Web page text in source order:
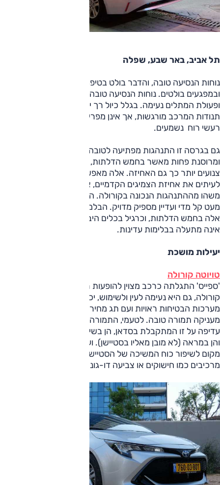
תל אביב, באר שבע, שפלה
נוחות הנסיעה טובה, והדבר בולט בטיפול בפסי האטה גדולים
ובמפגעים בולטים. נוחות הנסיעה טובה הן בעיר והן מחוצה לה
ופעולת המתלים נעימה. בגלל כיול רך יותר מזה שבהאצ'בק,
תנודות המרכב מורגשות, אך אינן מפריעות. רעשי כביש ובעיקר
רעשי רוח נשמעים.
גם בגרסה זו התנהגות מפתיעה לטובה. ההתנהלות רכה יותר
ומרוסנת פחות מאשר בחמש הדלתות, ובשל חישוקים וצמיגים
צנועים יותר כך גם האחיזה. אלה מאפשרים למנוע לאתגר
לעיתים את אחיזת הצמיגים הקדמיים, אבל גם מסייעים להרגיש
משהו מההתנהגות הנכונה בקורולה. ההגה, גם במצב 'ספורט',
מעט קל מדי ועדיין מספיק מדויק. הבלמים פחות מדויקים מאשר
אלה בחמש הדלתות, וכרגיל בכלים היברידיים התגובה שלהם
אינה מתעלה בבלימות עדינות.
יעילות מושכת
טויוטה קורולה
'ספייס' התגלתה כרכב מצוין להופעות רחוקות. כמו שאר גרסאות
קורולה, גם היא נעימה לעין ולשימוש, יכולתה טובה, האבזור נאה,
מעניקה תמורה טובה. לטעמי, התמורה שהיא מעניק לרוכש
עדיפה על זו המתקבלת בסדאן, הן בשימושיות (נדרש בסטיישן)
והן במראה (לא מובן מאליו בסטיישן). ועם אלה, נראה לי שיש
מקום לשיפור כוח המשיכה של הסטיישן דרך הנראות שלו, עם
מרכיבים כמו חישוקים או צביעה דו-גונית.